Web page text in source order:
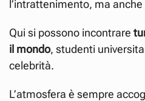
l’intrattenimento, ma anche
Qui si possono incontrare
il mondo, studenti
celebrità.
L’atmosfera è sempre